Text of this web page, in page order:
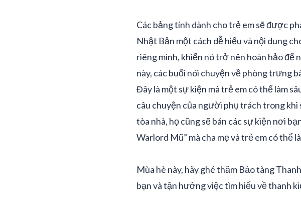
Các bảng tính dành cho trẻ em sẽ được
Nhật Bản một cách dễ hiểu và nội dung
riêng mình, khiến nó trở nên hoàn hảo để
này, các buổi nói chuyện về phòng trưng
Đây là một sự kiện mà trẻ em có thể làm
câu chuyện của người phụ trách trong
tòa nhà, họ cũng sẽ bán các sự kiện nơi
Warlord Mũ” mà cha mẹ và trẻ em có thể
Mùa hè này, hãy ghé thăm Bảo tàng
bạn và tận hưởng việc tìm hiểu về thanh